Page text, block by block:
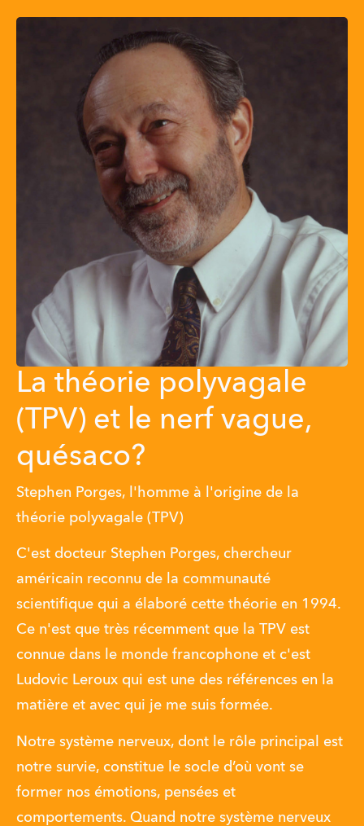
La théorie polyvagale
(TPV) et le nerf vague,
quésaco?
Stephen Porges, l'homme à l'origine de la
théorie polyvagale (TPV)
C'est docteur Stephen Porges, chercheur
américain reconnu de la communauté
scientifique qui a élaboré cette théorie en 1994.
Ce n'est que très récemment que la TPV est
connue dans le monde francophone et c'est
Ludovic Leroux qui est une des références en la
matière et avec qui je me suis formée.
Notre système nerveux, dont le rôle principal est
notre survie, constitue le socle d’où vont se
former nos émotions, pensées et
comportements. Quand notre système nerveux